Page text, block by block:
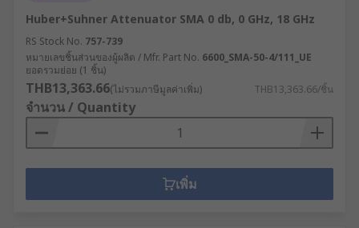
Huber+Suhner Attenuator SMA 0 db, 0 GHz, 18 GHz
RS Stock No. 757-739
หมายเลขชิ้นส่วนของผู้ผลิต / Mfr. Part No. 6600_SMA-50-4/111_UE
ยอดรวมย่อย (1 ชิ้น)
THB13,363.66(ไม่รวมภาษีมูลค่าเพิ่ม) THB13,363.66/ชิ้น
จำนวน / Quantity
เพิ่ม